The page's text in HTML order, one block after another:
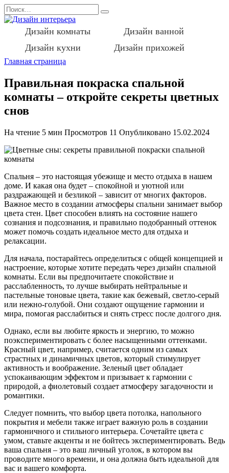
Перейти
к
содержанию
Search
for:
Дизайн комнаты
Дизайн ванной
Дизайн кухни
Дизайн прихожей
Главная страница
Правильная покраска спальной
комнаты – откройте секреты цветных
снов
На чтение 5 мин Просмотров 11 Опубликовано 15.02.2024
Спальня – это настоящая убежище и место отдыха в нашем
доме. И какая она будет – спокойной и уютной или
раздражающей и безликой – зависит от многих факторов.
Важное место в создании атмосферы спальни занимает выбор
цвета стен. Цвет способен влиять на состояние нашего
сознания и подсознания, и правильно подобранный оттенок
может помочь создать идеальное место для отдыха и
релаксации.
Для начала, постарайтесь определиться с общей концепцией и
настроение, которые хотите передать через дизайн спальной
комнаты. Если вы предпочитаете спокойствие и
расслабленность, то лучше выбирать нейтральные и
пастельные тоновые цвета, такие как бежевый, светло-серый
или нежно-голубой. Они создают ощущение гармонии и
мира, помогая расслабиться и снять стресс после долгого дня.
Однако, если вы любите яркость и энергию, то можно
поэкспериментировать с более насыщенными оттенками.
Красный цвет, например, считается одним из самых
страстных и динамичных цветов, который стимулирует
активность и воображение. Зеленый цвет обладает
успокаивающим эффектом и призывает к гармонии с
природой, а фиолетовый создает атмосферу загадочности и
романтики.
Следует помнить, что выбор цвета потолка, напольного
покрытия и мебели также играет важную роль в создании
гармоничного и стильного интерьера. Сочетайте цвета с
умом, ставьте акценты и не бойтесь экспериментировать. Ведь
ваша спальня – это ваш личный уголок, в котором вы
проводите много времени, и она должна быть идеальной для
вас и вашего комфорта.